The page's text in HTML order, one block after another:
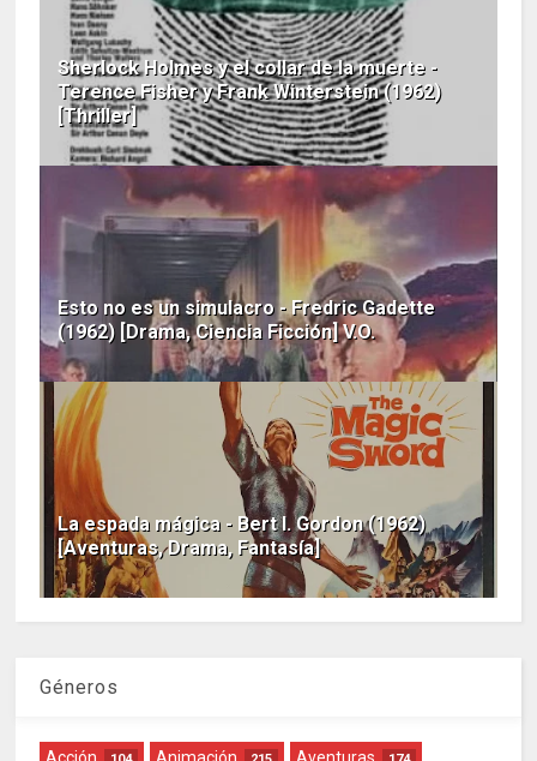
Sherlock Holmes y el collar de la muerte -
Terence Fisher y Frank Winterstein (1962)
[Thriller]
Esto no es un simulacro - Fredric Gadette
(1962) [Drama, Ciencia Ficción] V.O.
La espada mágica - Bert I. Gordon (1962)
[Aventuras, Drama, Fantasía]
Géneros
Acción Animación Aventuras